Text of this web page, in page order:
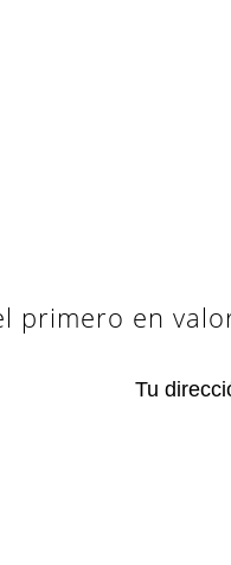
primero en
Tu